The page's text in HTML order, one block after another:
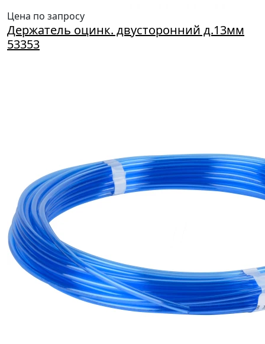
Цена по запросу
Держатель оцинк. двусторонний д.13мм
53353